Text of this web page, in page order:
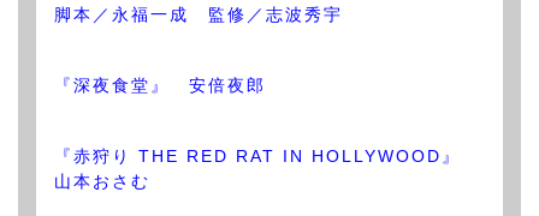
脚本／永福一成 監修／志波秀宇
『深夜食堂』 安倍夜郎
『赤狩り THE RED RAT IN HOLLYWOOD』
山本おさむ